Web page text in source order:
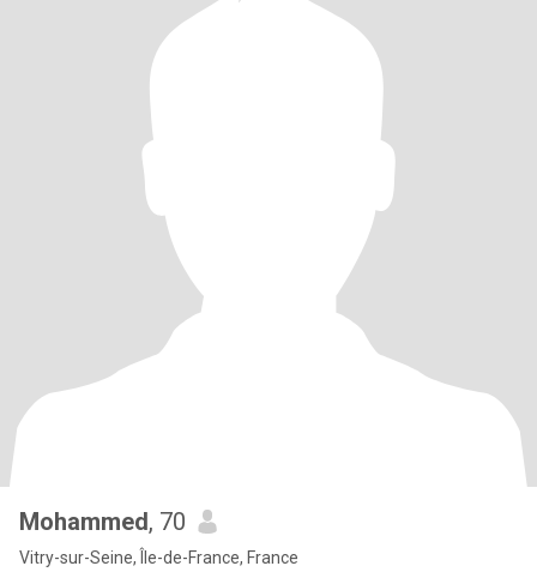
Mohammed, 70
Vitry-sur-Seine, Île-de-France, France